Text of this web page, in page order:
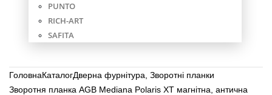
PUNTO
RICH-ART
SAFITA
ГоловнаКаталогДверна фурнітура Зворотні планки
Зворотня планка AGB Mediana Pоlaris ХТ магнітна, антична